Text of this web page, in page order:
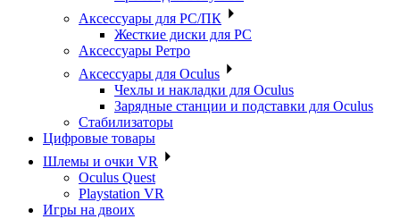
Аксессуары для PC/ПК
Жесткие диски для PC
Аксессуары Ретро
Аксессуары для Oculus
Чехлы и накладки для Oculus
Зарядные станции и подставки для Oculus
Стабилизаторы
Цифровые товары
Шлемы и очки VR
Oculus Quest
Playstation VR
Игры на двоих